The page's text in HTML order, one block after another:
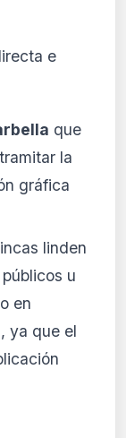
e
que
la
gráfica
linden
u
en
ya que el